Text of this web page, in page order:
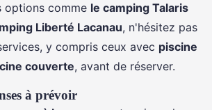
options comme le camping Talaris
Liberté Lacanau, n'hésitez pas
y compris ceux avec piscine
couverte, avant de réserver.
à prévoir